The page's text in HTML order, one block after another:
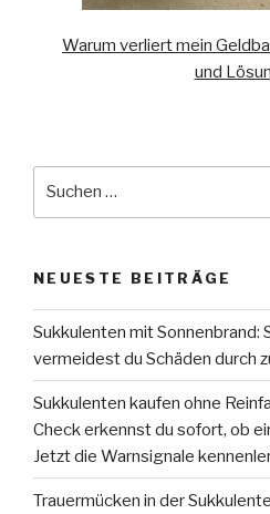
Warum verliert mein
und
NEUESTE BEITRÄGE
Sukkulenten mit Sonnenbrand:
vermeidest du Schäden durch
Sukkulenten kaufen ohne
Check erkennst du sofort, ob
Jetzt die Warnsignale
Trauermücken in der